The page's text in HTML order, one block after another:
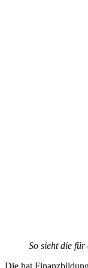
So sieht die für